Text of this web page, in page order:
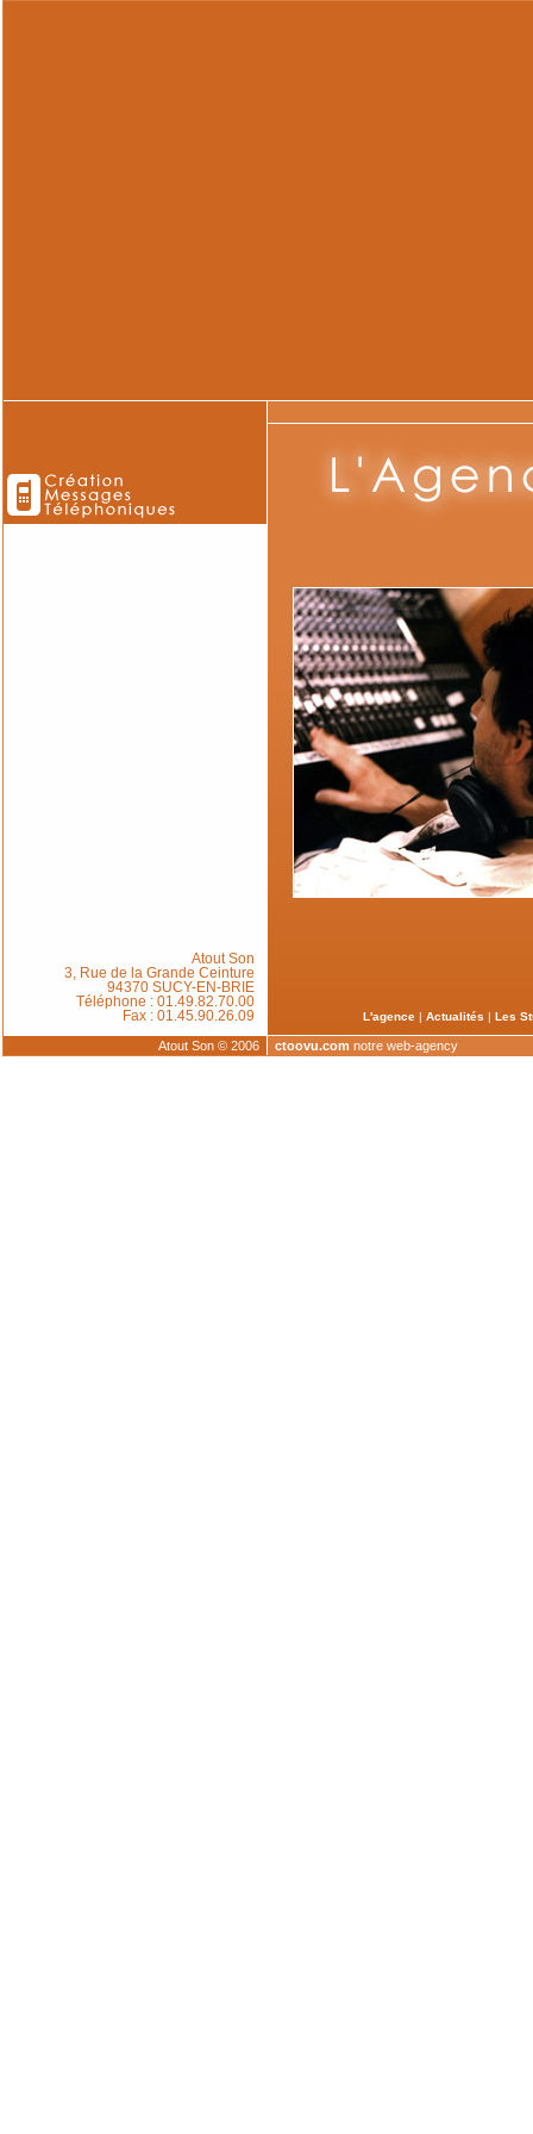
Atout Son
3, Rue de la Grande Ceinture
94370 SUCY-EN-BRIE
Téléphone : 01.49.82.70.00
Fax : 01.45.90.26.09
L'agence | Actualités | Les
Atout Son © 2006 ctoovu.com notre web-agency